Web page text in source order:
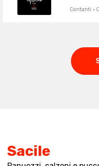
Contanti ·
Sacile